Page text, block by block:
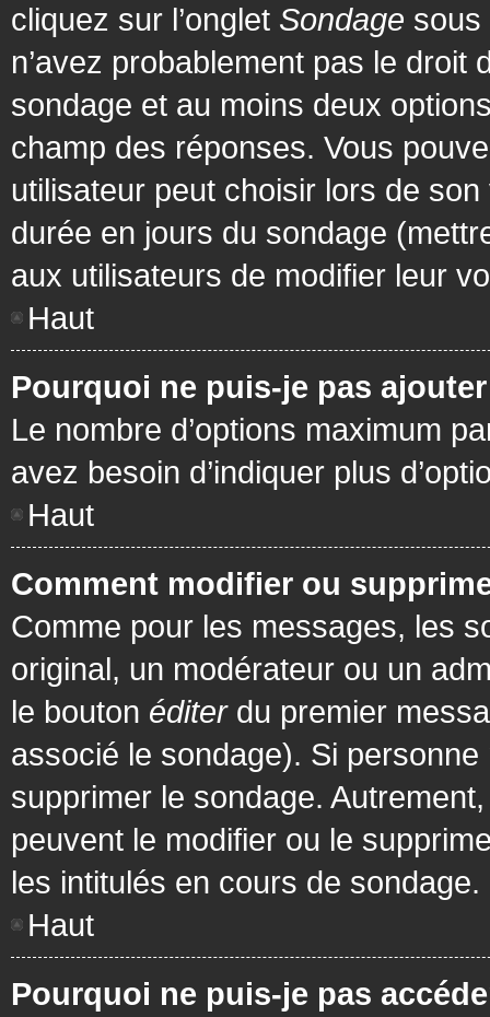
cliquez sur l’onglet Sondage sous
n’avez probablement pas le
sondage et au moins deux
champ des réponses. Vous
utilisateur peut choisir lors de
durée en jours du sondage
aux utilisateurs de modifier leur
Haut
Pourquoi ne puis-je pas
Le nombre d’options maximum
avez besoin d’indiquer plus
Haut
Comment modifier ou
Comme pour les messages, les
original, un modérateur ou un
le bouton éditerdu premier
associé le sondage). Si personne
supprimer le sondage.
peuvent le modifier ou le
les intitulés en cours de sondage.
Haut
Pourquoi ne puis-je pas